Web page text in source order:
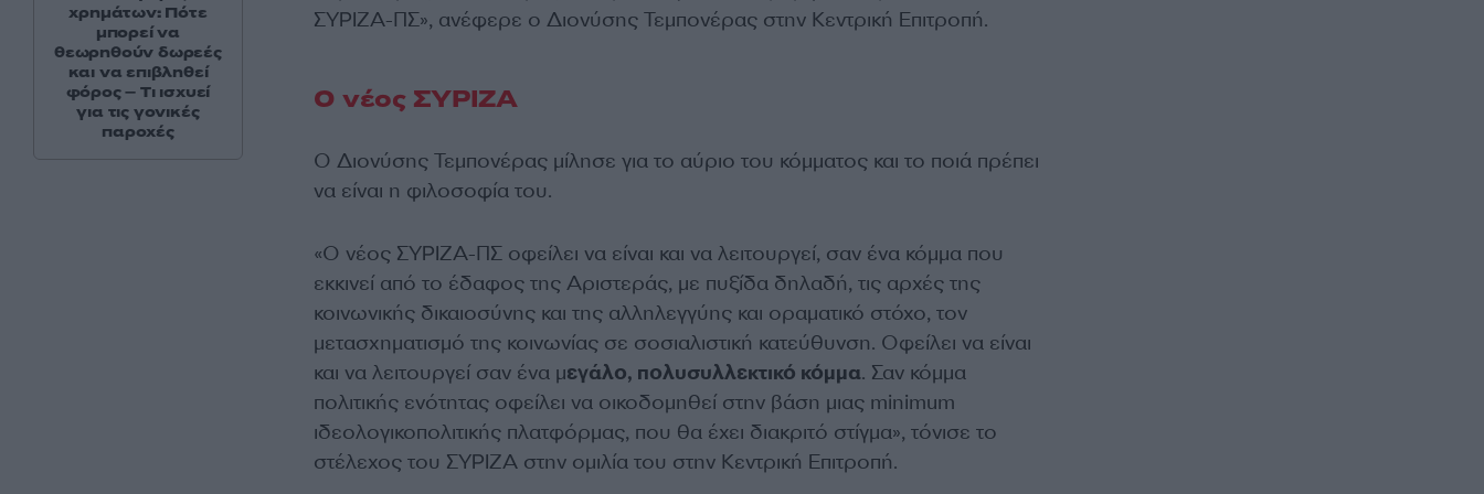
ΣΥΡΙΖΑ-ΠΣ», ανέφερε ο Διονύσης Τεμπονέρας στην Κεντρική Επιτροπή.
Ο νέος ΣΥΡΙΖΑ
Ο Διονύσης Τεμπονέρας μίλησε για το αύριο του κόμματος και το ποιά πρέπει
να είναι η φιλοσοφία του.
«Ο νέος ΣΥΡΙΖΑ-ΠΣ οφείλει να είναι και να λειτουργεί, σαν ένα κόμμα που
εκκινεί από το έδαφος της Αριστεράς, με πυξίδα δηλαδή, τις αρχές της
κοινωνικής δικαιοσύνης και της αλληλεγγύης και οραματικό στόχο, τον
μετασχηματισμό της κοινωνίας σε σοσιαλιστική κατεύθυνση. Οφείλει να είναι
και να λειτουργεί σαν ένα μεγάλο, πολυσυλλεκτικό κόμμα. Σαν κόμμα
πολιτικής ενότητας οφείλει να οικοδομηθεί στην βάση μιας minimum
ιδεολογικοπολιτικής πλατφόρμας, που θα έχει διακριτό στίγμα», τόνισε το
στέλεχος του ΣΥΡΙΖΑ στην ομιλία του στην Κεντρική Επιτροπή.
χρημάτων: Πότε
μπορεί να
θεωρηθούν δωρεές
και να επιβληθεί
φόρος – Τι ισχυεί
για τις γονικές
παροχές